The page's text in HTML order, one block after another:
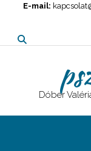
content
E-mail:
Dóber